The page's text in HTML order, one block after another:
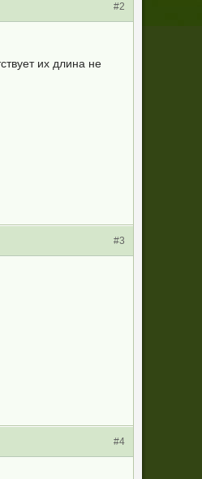
#2
их длина не
#3
#4